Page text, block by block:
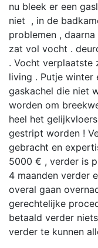
nu bleek er een
niet , in de
problemen ,
zat vol vocht .
. Vocht verplaatste
living . Putje winter
gaskachel die niet
worden om
heel het
gestript worden !
gebracht en
5000 € , verder is
4 maanden verder
overal gaan
gerechtelijke
betaald verder
verder te kunnen